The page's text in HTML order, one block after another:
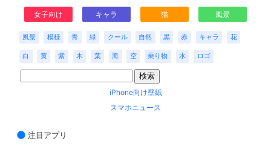
女子向け キャラ 猫 風景
風景 模様 青 緑 クール 自然 黒 赤 キャラ 花
白 黄 紫 木 葉 海 空 乗り物 水 ロゴ
iPhone向け壁紙
スマホニュース
注目アプリ